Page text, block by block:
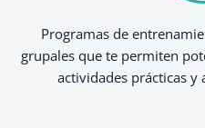
Programas de
grupales que te permiten
actividades prácticas y